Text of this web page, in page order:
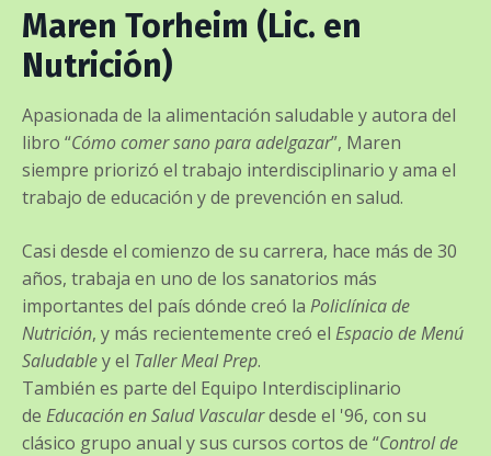
Maren Torheim (Lic. en
Nutrición)
Apasionada de la alimentación saludable y autora del
libro “Cómo comer sano para adelgazar”, Maren
siempre priorizó el trabajo interdisciplinario y ama el
trabajo de educación y de prevención en salud.
Casi desde el comienzo de su carrera, hace más de 30
años, trabaja en uno de los sanatorios más
importantes del país dónde creó la Policlínica de
Nutrición, y más recientemente creó el Espacio de Menú
Saludabley el Taller Meal Prep.
También es parte del Equipo Interdisciplinario
de Educación en Salud Vasculardesde el '96, con su
clásico grupo anual y sus cursos cortos de “Control de